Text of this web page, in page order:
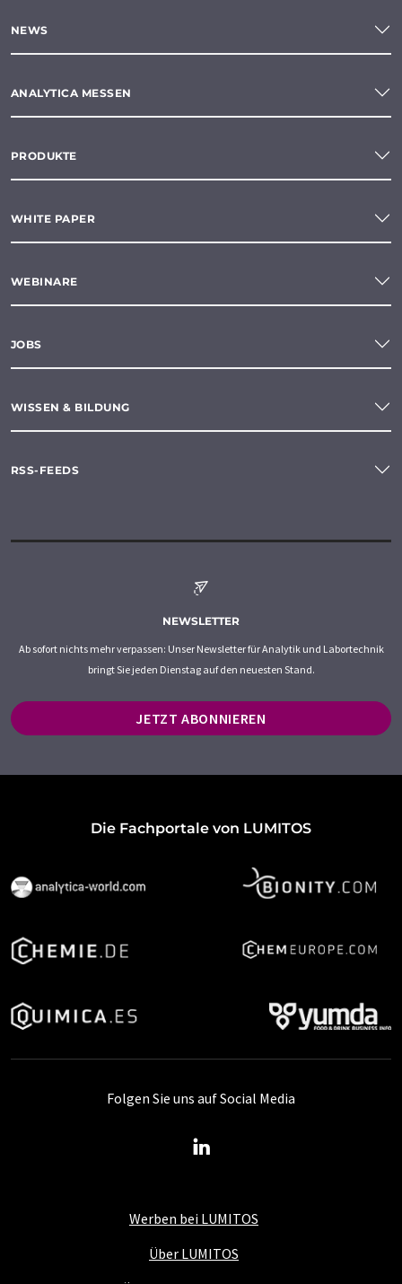
NEWS
ANALYTICA MESSEN
PRODUKTE
WHITE PAPER
WEBINARE
JOBS
WISSEN & BILDUNG
RSS-FEEDS
NEWSLETTER
Ab sofort nichts mehr verpassen: Unser Newsletter für Analytik und Labortechnik
bringt Sie jeden Dienstag auf den neuesten Stand.
JETZT ABONNIEREN
Die Fachportale von LUMITOS
Werben bei LUMITOS
Über LUMITOS
Folgen Sie uns auf Social Media